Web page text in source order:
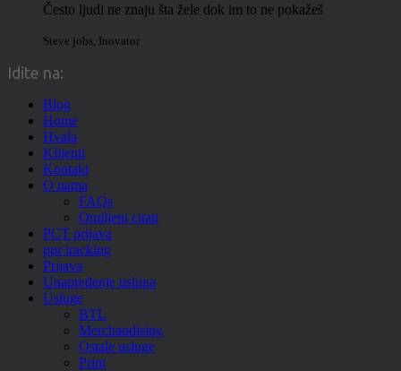
Često ljudi ne znaju šta žele dok im to ne pokažeš
Steve jobs, Inovator
Idite na:
Blog
Home
Hvala
Klijenti
Kontakt
O nama
FAQs
Omiljeni citati
PCT prijava
ppr tracking
Prijava
Unapređenje usluga
Usluge
BTL
Merchandising
Ostale usluge
Print